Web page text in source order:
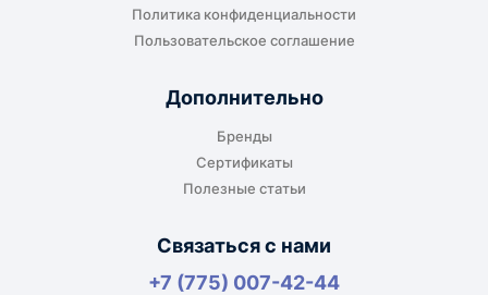
Политика конфиденциальности
Пользовательское соглашение
Дополнительно
Бренды
Сертификаты
Полезные статьи
Связаться с нами
+7 (775) 007-42-44